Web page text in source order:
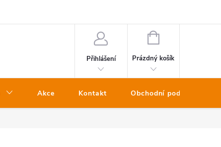
Přihlášení
NÁKUPNÍ
Prázdný košík
Akce Kontakt Obchodní podmínky